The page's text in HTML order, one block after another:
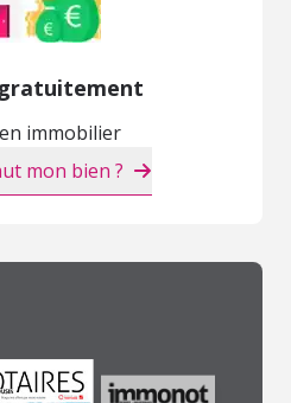
immobilier
mon bien ?